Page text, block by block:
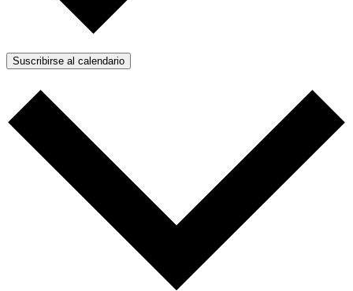
Suscribirse al calendario